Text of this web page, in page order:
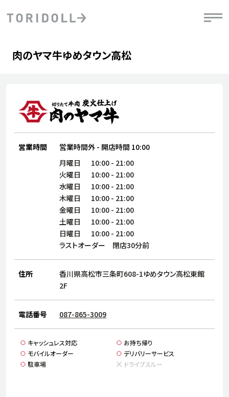
会社情報
経営理念
株主・投資家情報
サステナビリティ
よくある質問・お問い合わせ
日本語 English 简体中文
PRニュース
中長期経営計画
デジタルトランス
フォーメーション戦略
粟田社長が語るトリドールDX
DXビジョン2028
トリドールのDX ～これまでとこれから～
ライブラリ
粟田社長が語る
トリドールのサステナビリティ
ステークホルダーとの
コミュニケーション
肉のヤマ牛ゆめタウン高松
営業時間 営業時間外 - 開店時間 10:00
月曜日 10:00 - 21:00
火曜日
10:00 - 21:00
水曜日
10:00 - 21:00
木曜日
10:00 - 21:00
金曜日
10:00 - 21:00
土曜日
10:00 - 21:00
日曜日
10:00 - 21:00
ラストオーダー 閉店30分前
住所
香川県高松市三条町608-1ゆめタウン高松東館
2F
電話番号 087-865-3009
キャッシュレス対応
お持ち帰り
モバイルオーダー
デリバリーサービス
駐車場
ドライブスルー